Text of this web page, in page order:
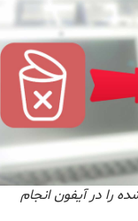
در آیفون انجام